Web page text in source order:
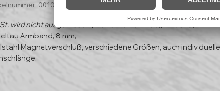
00101
wird nicht ausgewiesen (Kleinunternehmer, § 19 UStG)
Armband, 8 mm,
Magnetverschluß, verschiedene Größen, auch individuelle